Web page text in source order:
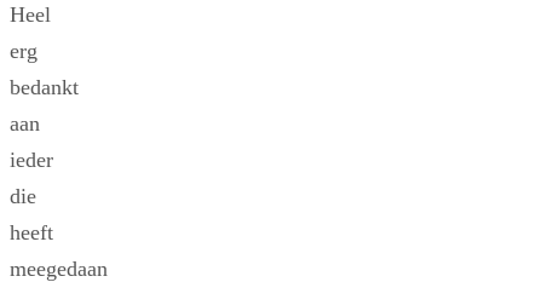
Heel
erg
bedankt
aan
ieder
die
heeft
meegedaan